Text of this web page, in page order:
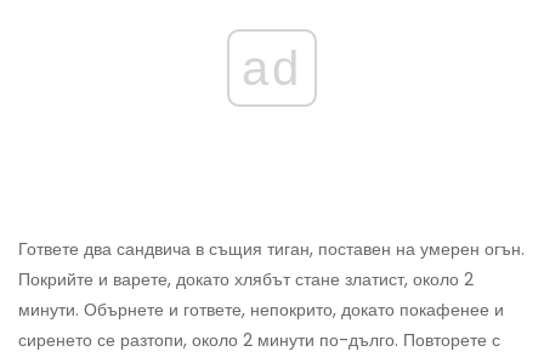
ad
Гответе два сандвича в същия тиган, поставен на умерен огън.
Покрийте и варете, докато хлябът стане златист, около 2
минути. Обърнете и гответе, непокрито, докато покафенее и
сиренето се разтопи, около 2 минути по-дълго. Повторете с